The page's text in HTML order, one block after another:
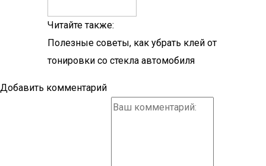
Читайте также:
Полезные советы, как убрать клей от
тонировки со стекла автомобиля
Добавить комментарий